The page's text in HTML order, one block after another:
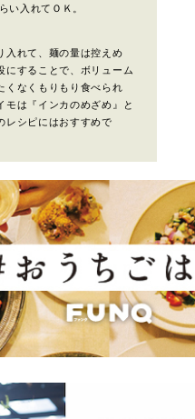
い入れてＯＫ。
入れて、麺の量は控えめ
にすることで、ボリューム
くなくもりもり食べられ
モは『インカのめざめ』と
レシピにはおすすめで